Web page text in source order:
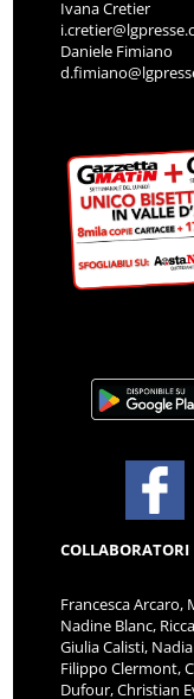
Ivana Cretier
Daniele Fimiano
COLLABORATORI
Francesca Arcaro,
Nadine Blanc,
Giulia Calisti,
Filippo Clermont,
Dufour, Christian